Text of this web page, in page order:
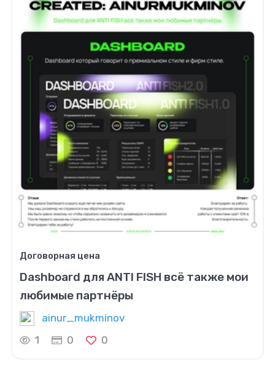
Договорная цена
Dashboard для ANTI FISH всё также мои
любимые партнёры
ainur_mukminov
1
0 0